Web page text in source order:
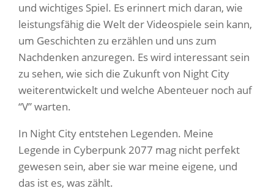
und wichtiges Spiel. Es erinnert mich daran, wie
leistungsfähig die Welt der Videospiele sein kann,
um Geschichten zu erzählen und uns zum
Nachdenken anzuregen. Es wird interessant sein
zu sehen, wie sich die Zukunft von Night City
weiterentwickelt und welche Abenteuer noch auf
“V” warten.
In Night City entstehen Legenden. Meine
Legende in Cyberpunk 2077 mag nicht perfekt
gewesen sein, aber sie war meine eigene, und
das ist es, was zählt.